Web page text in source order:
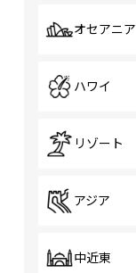
オセアニア
ハワイ
リゾート
アジア
中近東